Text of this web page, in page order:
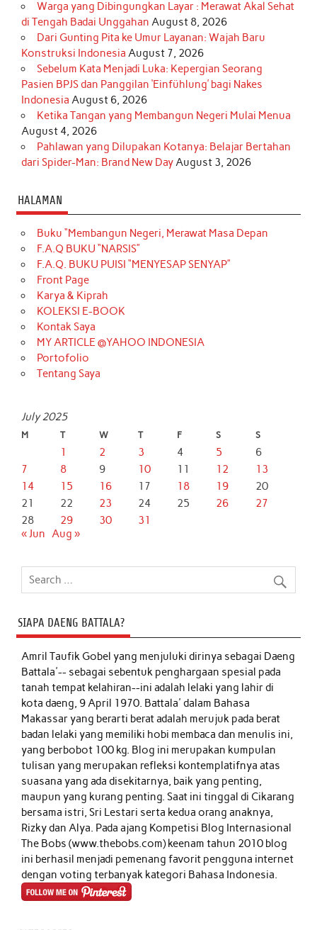
Warga yang Dibingungkan Layar : Merawat Akal Sehat
di Tengah Badai Unggahan August 8, 2026
Dari Gunting Pita ke Umur Layanan: Wajah Baru
Konstruksi Indonesia August 7, 2026
Sebelum Kata Menjadi Luka: Kepergian Seorang
Pasien BPJS dan Panggilan ‘Einfühlung’ bagi Nakes
Indonesia August 6, 2026
Ketika Tangan yang Membangun Negeri Mulai Menua
August 4, 2026
Pahlawan yang Dilupakan Kotanya: Belajar Bertahan
dari Spider-Man: Brand New DayAugust 3, 2026
HALAMAN
Buku “Membangun Negeri, Merawat Masa Depan
F.A.Q BUKU “NARSIS”
F.A.Q. BUKU PUISI “MENYESAP SENYAP”
Front Page
Karya & Kiprah
KOLEKSI E-BOOK
Kontak Saya
MY ARTICLE @YAHOO INDONESIA
Portofolio
Tentang Saya
July 2025
M T W T F S S
1 2 3 4 5
6
7
8 9 10 11 12
13
14
15 16 17 18 19
20
21
22 23 24 25 26
27
28
29 30
31
« Jun Aug »
SIAPA DAENG BATTALA?
Amril Taufik Gobelyang menjuluki dirinya sebagai Daeng
Battala'-- sebagai sebentuk penghargaan spesial pada
tanah tempat kelahiran--ini adalah lelaki yang lahir di
kota daeng, 9 April 1970. Battala' dalam Bahasa
Makassar yang berarti berat adalah merujuk pada berat
badan lelaki yang memiliki hobi membaca dan menulis ini,
yang berbobot 100 kg. Blog ini merupakan kumpulan
tulisan yang merupakan refleksi kontemplatifnya atas
suasana yang ada disekitarnya, baik yang penting,
maupun yang kurang penting. Saat ini tinggal di Cikarang
bersama istri, Sri Lestari serta kedua orang anaknya,
Rizky dan Alya. Pada ajang Kompetisi Blog Internasional
The Bobs (www.thebobs.com) keenam tahun 2010 blog
ini berhasil menjadi pemenang favorit pengguna internet
dengan voting terbanyak kategori Bahasa Indonesia.